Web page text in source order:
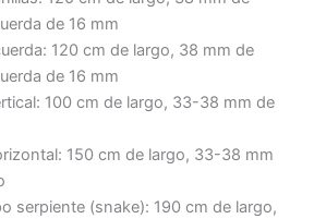
de 16 mm
120 cm de largo, 38 mm de
de 16 mm
100 cm de largo, 33-38 mm de
150 cm de largo, 33-38 mm
serpiente (snake): 190 cm de largo,